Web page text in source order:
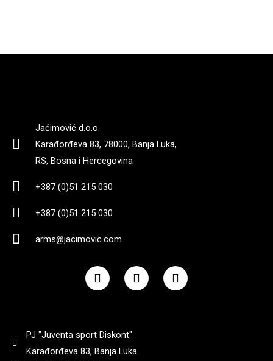
Jaćimović d.o.o.
Karađorđeva 83, 78000, Banja Luka,
RS, Bosna i Hercegovina
+387 (0)51 215 030
+387 (0)51 215 030
arms@jacimovic.com
F
a
c
o
k
I
n
s
a
Y
o
u
PJ "Juventa sport Diskont"
Karađorđeva 83, Banja Luka